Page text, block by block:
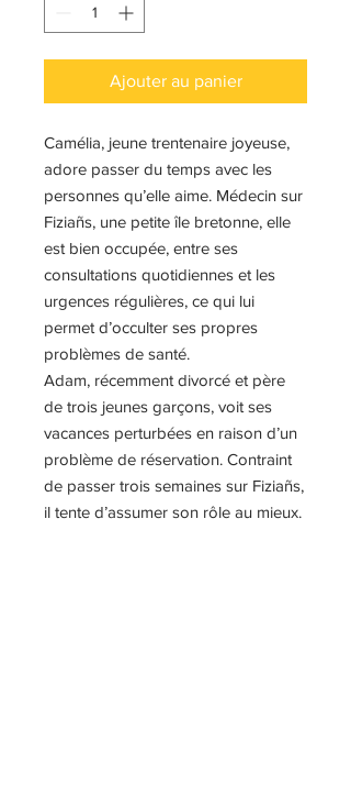
Ajouter au panier
Camélia, jeune trentenaire joyeuse,
adore passer du temps avec les
personnes qu’elle aime. Médecin sur
Fiziañs, une petite île bretonne, elle
est bien occupée, entre ses
consultations quotidiennes et les
urgences régulières, ce qui lui
permet d’occulter ses propres
problèmes de santé.
Adam, récemment divorcé et père
de trois jeunes garçons, voit ses
vacances perturbées en raison d’un
problème de réservation. Contraint
de passer trois semaines sur Fiziañs,
il tente d’assumer son rôle au mieux.